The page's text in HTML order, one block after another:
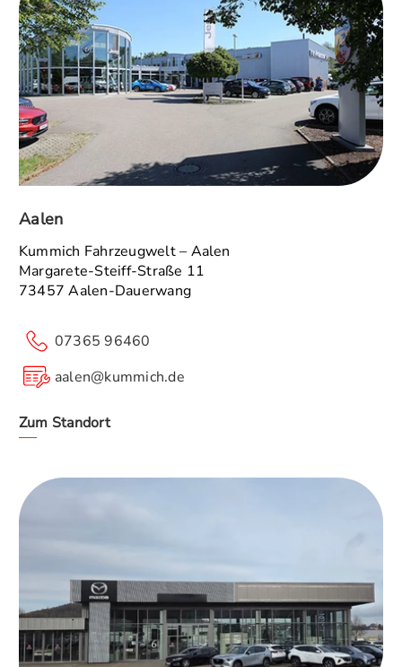
Aalen
Kummich Fahrzeugwelt – Aalen
Margarete-Steiff-Straße 11
73457 Aalen-Dauerwang
07365 96460
aalen@kummich.de
Zum Standort